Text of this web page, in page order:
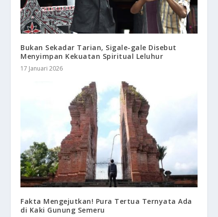
Bukan Sekadar Tarian, Sigale-gale Disebut
Menyimpan Kekuatan Spiritual Leluhur
17 Januari 2026
Fakta Mengejutkan! Pura Tertua Ternyata Ada
di Kaki Gunung Semeru